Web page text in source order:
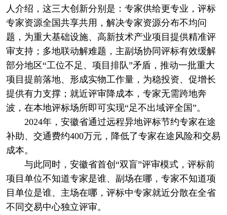
人介绍，这三大创新分别是：专家供给更专业，评标
专家资源全国共享共用，解决专家资源分布不均问
题，为重大基础设施、高新技术产业项目提供精准评
审支持；多地联动解难题，主副场协同评标有效缓解
部分地区“工位不足、项目排队”矛盾，推动一批重大
项目提前落地、形成实物工作量，为稳投资、促增长
提供有力支撑；就近评审降成本，专家无需跨地奔
波，在本地评标场所即可实现“足不出域评全国”。
2024年，安徽省通过远程异地评标节约专家在途
补助、交通费约400万元，降低了专家在途风险和交易
成本。
与此同时，安徽省首创“双盲”评审模式，评标前
项目单位不知道专家是谁、副场在哪，专家不知道项
目单位是谁、主场在哪，评标中专家就近分散在全省
不同交易中心独立评审。